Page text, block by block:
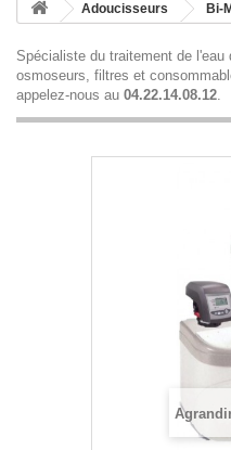
Adoucisseurs Bi-
Spécialiste du traitement de
osmoseurs, filtres et
appelez-nous au 04.22.14.08.12.